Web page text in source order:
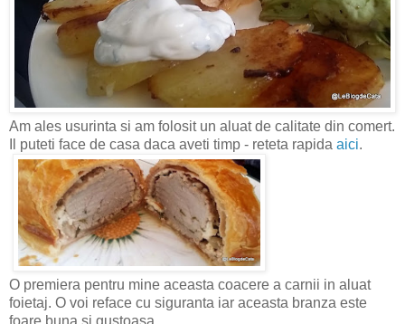
Am ales usurinta si am folosit un aluat de calitate din comert.
Il puteti face de casa daca aveti timp - reteta rapida aici.
O premiera pentru mine aceasta coacere a carnii in aluat
foietaj. O voi reface cu siguranta iar aceasta branza este